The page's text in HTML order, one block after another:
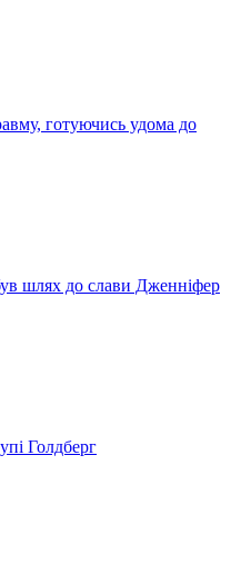
готуючись удома до
шлях до слави Дженніфер
Голдберг